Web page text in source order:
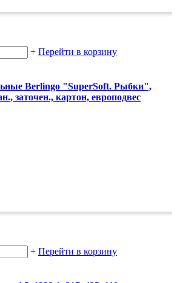
+ Перейти в корзину
Berlingo "SuperSoft. Рыбки",
заточен., картон, европодвес
+ Перейти в корзину